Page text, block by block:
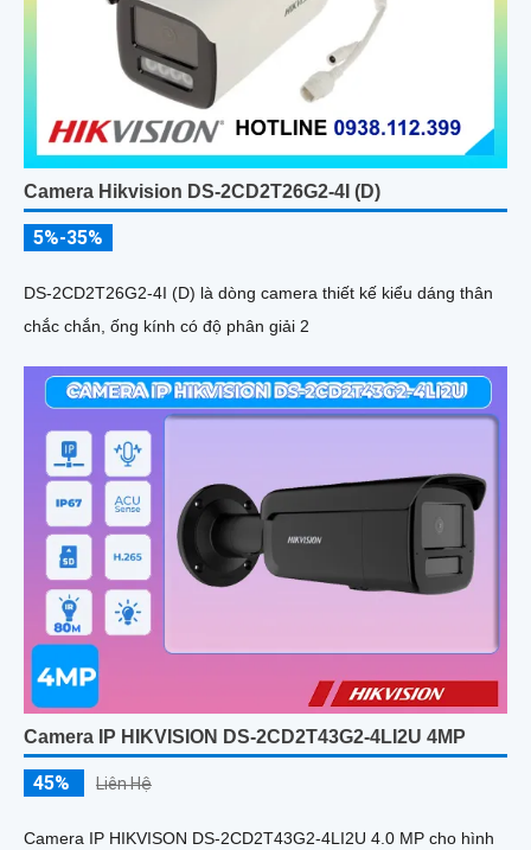
Camera Hikvision DS-2CD2T26G2-4I (D)
5%-35%
DS-2CD2T26G2-4I (D) là dòng camera thiết kế kiểu dáng thân
chắc chắn, ống kính có độ phân giải 2
Camera IP HIKVISION DS-2CD2T43G2-4LI2U 4MP
45% Liên Hệ
Camera IP HIKVISON DS-2CD2T43G2-4LI2U 4.0 MP cho hình